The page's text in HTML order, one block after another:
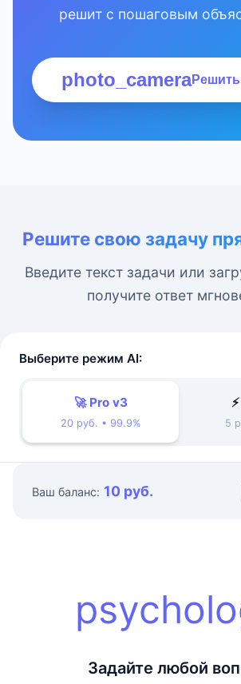
решит с пошаговым
photo_camera
Решите свою задачу
Введите текст задачи или
получите ответ
Выберите режим AI:
🚀 Pro v3
20 руб. • 99.9% 5
Ваш баланс: 10 руб.
Задайте любой